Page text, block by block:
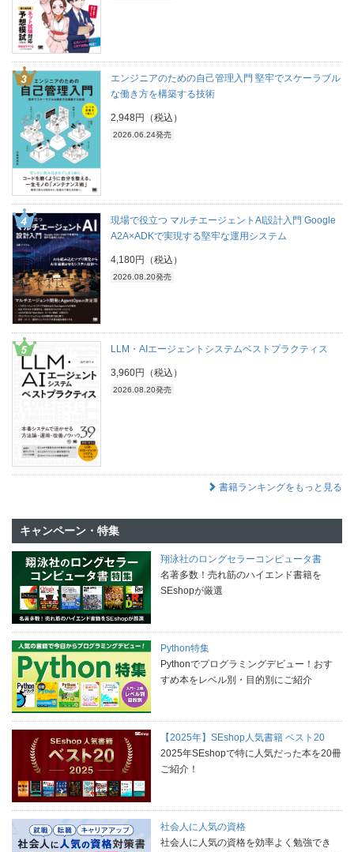
エンジニアのための自己管理入門 堅牢でスケーラブル
な働き方を構築する技術
2,948円（税込）
2026.06.24発売
現場で役立つ マルチエージェントAI設計入門 Google
A2A×ADKで実現する堅牢な運用システム
4,180円（税込）
2026.08.20発売
LLM・AIエージェントシステムベストプラクティス
3,960円（税込）
2026.08.20発売
書籍ランキングをもっと見る
キャンペーン・特集
翔泳社のロングセラーコンピュータ書
名著多数！売れ筋のハイエンド書籍を
SEshopが厳選
Python特集
Pythonでプログラミングデビュー！おす
すめ本をレベル別・目的別にご紹介
【2025年】SEshop人気書籍 ベスト20
2025年SEshopで特に人気だった本を20冊
ご紹介！
社会人に人気の資格
社会人に人気の資格を効率よく勉強でき